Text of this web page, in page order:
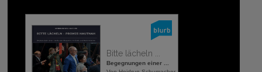
Bitte lächeln ...
Begegnungen einer ...